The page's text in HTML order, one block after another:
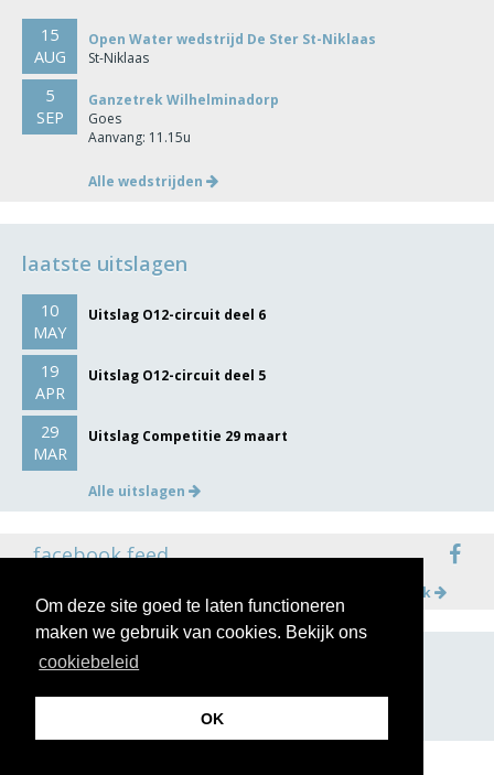
Om deze site goed te laten functioneren
maken we gebruik van cookies. Bekijk ons
cookiebeleid
OK
15
AUG
Open Water wedstrijd De Ster St-Niklaas
St-Niklaas
5
SEP
Ganzetrek Wilhelminadorp
Goes
Aanvang: 11.15u
Alle wedstrijden
laatste uitslagen
10
MAY
Uitslag O12-circuit deel 6
19
APR
Uitslag O12-circuit deel 5
29
MAR
Uitslag Competitie 29 maart
Alle uitslagen
facebook feed
Meer op facebook
volg ons op